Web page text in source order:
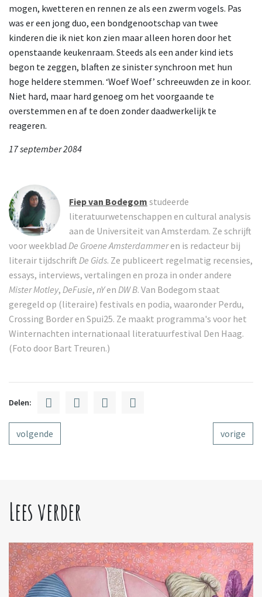
mogen, kwetteren en rennen ze als een zwerm vogels. Pas
was er een jong duo, een bondgenootschap van twee
kinderen die ik niet kon zien maar alleen horen door het
openstaande keukenraam. Steeds als een ander kind iets
begon te zeggen, blaften ze sinister synchroon met hun
hoge heldere stemmen. ‘Woef Woef’ schreeuwden ze in koor.
Niet hard, maar hard genoeg om het voorgaande te
overstemmen en af te doen zonder daadwerkelijk te
reageren.
17 september 2084
Fiep van Bodegom studeerde
literatuurwetenschappen en cultural analysis
aan de Universiteit van Amsterdam. Ze schrijft
voor weekblad De Groene Amsterdammeren is redacteur bij
literair tijdschrift De Gids. Ze publiceert regelmatig recensies,
essays, interviews, vertalingen en proza in onder andere
Mister Motley, DeFusie, nYen DW B. Van Bodegom staat
geregeld op (literaire) festivals en podia, waaronder Perdu,
Crossing Border en Spui25. Ze maakt programma's voor het
Winternachten internationaal literatuurfestival Den Haag.
(Foto door Bart Treuren.)
Delen:
volgende vorige
Lees verder